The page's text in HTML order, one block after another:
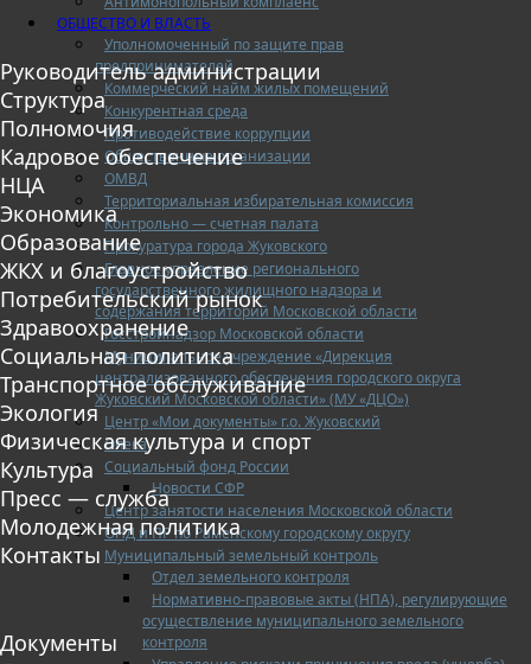
ОБЩЕСТВО И ВЛАСТЬ
Уполномоченный по защите прав
предпринимателей
Коммерческий найм жилых помещений
Конкурентная среда
Противодействие коррупции
Общественные организации
ОМВД
Территориальная избирательная комиссия
Контрольно — счетная палата
Прокуратура города Жуковского
Главное управление регионального
государственного жилищного надзора и
содержания территорий Московской области
Госстройнадзор Московской области
Муниципальное учреждение «Дирекция
централизованного обеспечения городского округа
Жуковский Московской области» (МУ «ДЦО»)
Центр «Мои документы» г.о. Жуковский
Опека
Социальный фонд России
Новости СФР
Центр занятости населения Московской области
ОНД и ПР по Раменскому городскому округу
Муниципальный земельный контроль
Отдел земельного контроля
Нормативно-правовые акты (НПА), регулирующие
осуществление муниципального земельного
контроля
Руководитель администрации
Структура
Полномочия
Кадровое обеспечение
НЦА
Экономика
Образование
ЖКХ и благоустройство
Потребительский рынок
Здравоохранение
Социальная политика
Транспортное обслуживание
Экология
Физическая культура и спорт
Культура
Пресс — служба
Молодежная политика
Контакты
Документы